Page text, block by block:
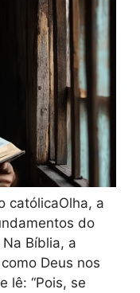
católicaOlha, a
do
Bíblia, a
Deus nos
lê: “Pois, se